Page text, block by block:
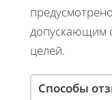
допускающим
целей.
Способы